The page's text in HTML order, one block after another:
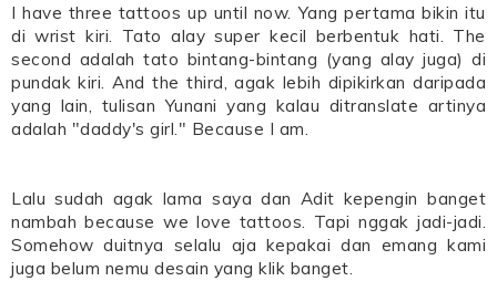
I have three tattoos up until now. Yang pertama bikin itu
di wrist kiri. Tato alay super kecil berbentuk hati. The
second adalah tato bintang-bintang (yang alay juga) di
pundak kiri. And the third, agak lebih dipikirkan daripada
yang lain, tulisan Yunani yang kalau ditranslate artinya
adalah "daddy's girl." Because I am.
Lalu sudah agak lama saya dan Adit kepengin banget
nambah because we love tattoos. Tapi nggak jadi-jadi.
Somehow duitnya selalu aja kepakai dan emang kami
juga belum nemu desain yang klik banget.